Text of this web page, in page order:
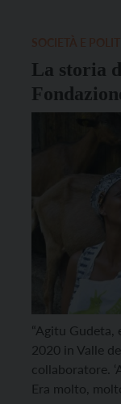
La storia
Tisi
“Agitu Gudeta,
2020 in Valle
collaboratore.
Era molto,